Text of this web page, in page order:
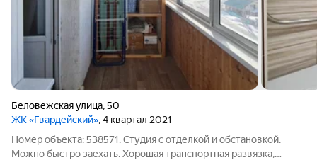
Беловежская улица,50
ЖК «Гвардейский», 4 квартал 2021
Номер объекта: 538571. Студия с отделкой и обстановкой.
Можно быстро заехать. Хорошая транспортная развязка,